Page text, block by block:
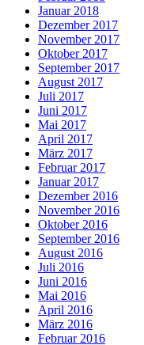
Januar 2018
Dezember 2017
November 2017
Oktober 2017
September 2017
August 2017
Juli 2017
Juni 2017
Mai 2017
April 2017
März 2017
Februar 2017
Januar 2017
Dezember 2016
November 2016
Oktober 2016
September 2016
August 2016
Juli 2016
Juni 2016
Mai 2016
April 2016
März 2016
Februar 2016